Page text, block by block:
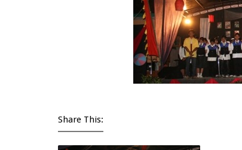
Share This: